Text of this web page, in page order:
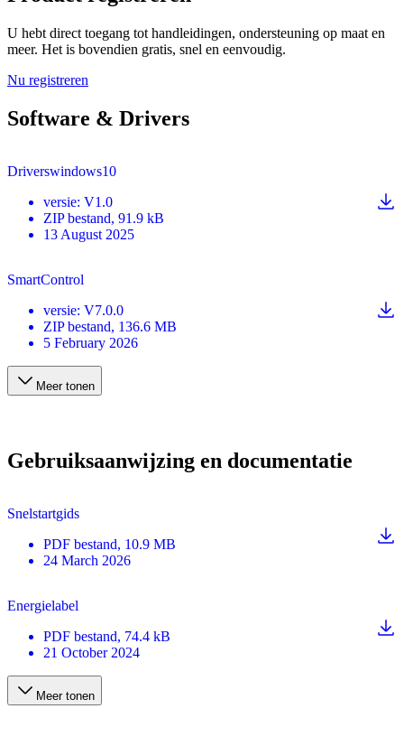
U hebt direct toegang tot handleidingen, ondersteuning op maat en
meer. Het is bovendien gratis, snel en eenvoudig.
Nu registreren
Software & Drivers
Driverswindows10
versie: V1.0
ZIP bestand, 91.9 kB
13 August 2025
SmartControl
versie: V7.0.0
ZIP bestand, 136.6 MB
5 February 2026
Meer tonen
Gebruiksaanwijzing en documentatie
Snelstartgids
PDF bestand, 10.9 MB
24 March 2026
Energielabel
PDF bestand, 74.4 kB
21 October 2024
Meer tonen